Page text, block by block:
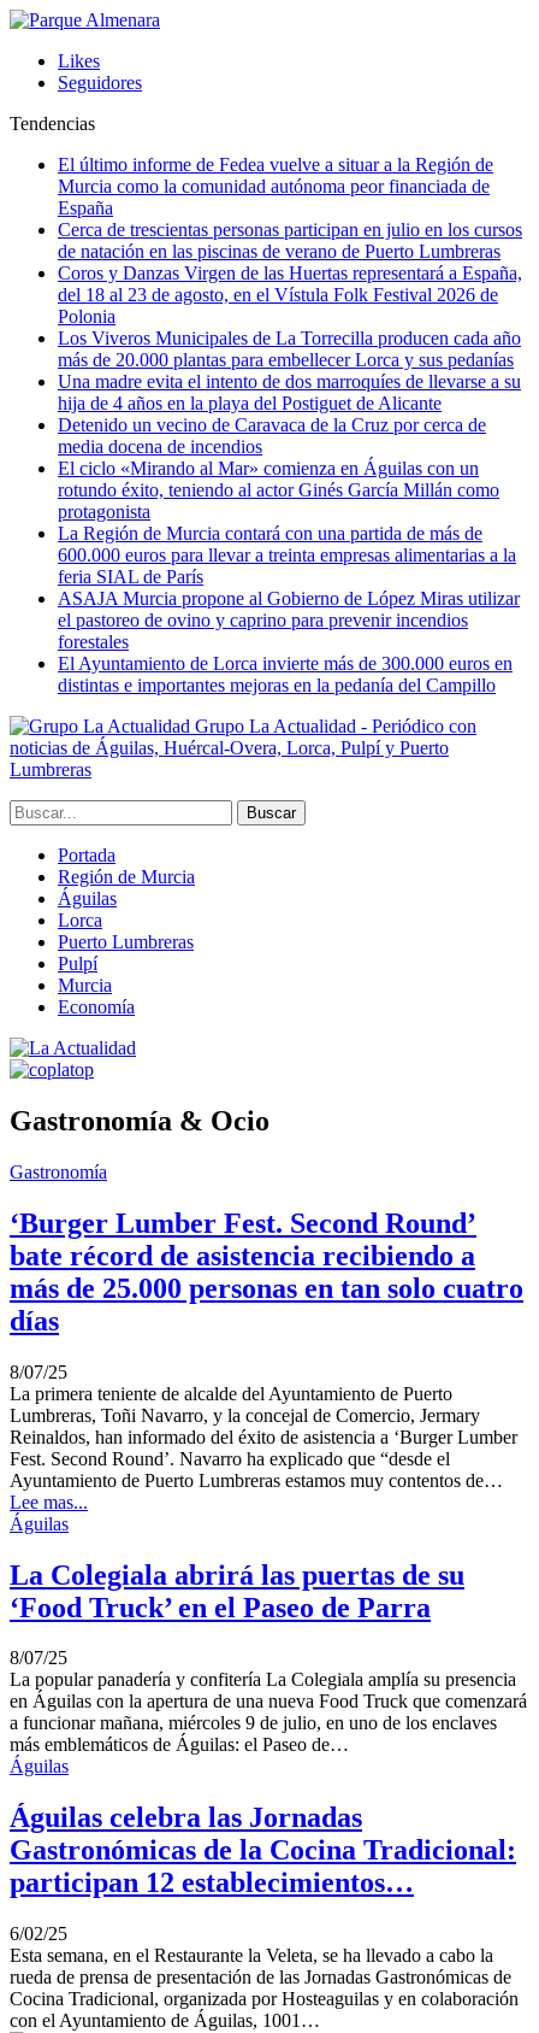
Likes
Seguidores
Tendencias
El último informe de Fedea vuelve a situar a la Región de
Murcia como la comunidad autónoma peor financiada de
España
Cerca de trescientas personas participan en julio en los cursos
de natación en las piscinas de verano de Puerto Lumbreras
Coros y Danzas Virgen de las Huertas representará a España,
del 18 al 23 de agosto, en el Vístula Folk Festival 2026 de
Polonia
Los Viveros Municipales de La Torrecilla producen cada año
más de 20.000 plantas para embellecer Lorca y sus pedanías
Una madre evita el intento de dos marroquíes de llevarse a su
hija de 4 años en la playa del Postiguet de Alicante
Detenido un vecino de Caravaca de la Cruz por cerca de
media docena de incendios
El ciclo «Mirando al Mar» comienza en Águilas con un
rotundo éxito, teniendo al actor Ginés García Millán como
protagonista
La Región de Murcia contará con una partida de más de
600.000 euros para llevar a treinta empresas alimentarias a la
feria SIAL de París
ASAJA Murcia propone al Gobierno de López Miras utilizar
el pastoreo de ovino y caprino para prevenir incendios
forestales
El Ayuntamiento de Lorca invierte más de 300.000 euros en
distintas e importantes mejoras en la pedanía del Campillo
Grupo La Actualidad - Periódico con
noticias de Águilas, Huércal-Overa, Lorca, Pulpí y Puerto
Lumbreras
Portada
Región de Murcia
Águilas
Lorca
Puerto Lumbreras
Pulpí
Murcia
Economía
Gastronomía & Ocio
Gastronomía
‘Burger Lumber Fest. Second Round’
bate récord de asistencia recibiendo a
más de 25.000 personas en tan solo cuatro
días
8/07/25
La primera teniente de alcalde del Ayuntamiento de Puerto
Lumbreras, Toñi Navarro, y la concejal de Comercio, Jermary
Reinaldos, han informado del éxito de asistencia a ‘Burger Lumber
Fest. Second Round’. Navarro ha explicado que “desde el
Ayuntamiento de Puerto Lumbreras estamos muy contentos de…
Lee mas...
Águilas
La Colegiala abrirá las puertas de su
‘Food Truck’ en el Paseo de Parra
8/07/25
La popular panadería y confitería La Colegiala amplía su presencia
en Águilas con la apertura de una nueva Food Truck que comenzará
a funcionar mañana, miércoles 9 de julio, en uno de los enclaves
más emblemáticos de Águilas: el Paseo de…
Águilas
Águilas celebra las Jornadas
Gastronómicas de la Cocina Tradicional:
participan 12 establecimientos…
6/02/25
Esta semana, en el Restaurante la Veleta, se ha llevado a cabo la
rueda de prensa de presentación de las Jornadas Gastronómicas de
Cocina Tradicional, organizada por Hosteaguilas y en colaboración
con el Ayuntamiento de Águilas, 1001…